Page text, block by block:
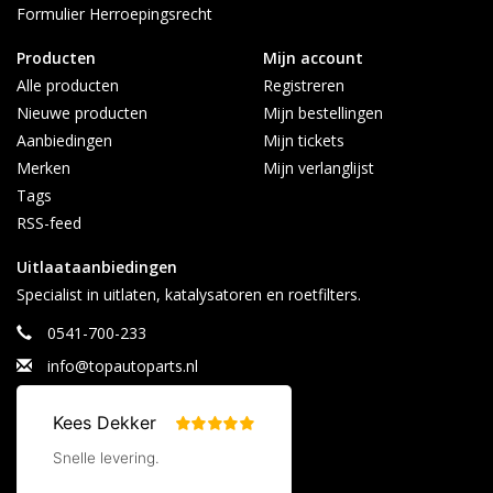
0541-700-233
Maandag t/m vrijdag 08:30 - 17:00
Formulier Herroepingsrecht
Producten
Alle producten
Nieuwe producten
Aanbiedingen
Merken
Tags
RSS-feed
Mijn account
Registreren
Mijn bestellingen
Mijn tickets
Mijn verlanglijst
Uitlaataanbiedingen
Specialist in uitlaten, katalysatoren en roetfilters.
0541-700-233
info@topautoparts.nl